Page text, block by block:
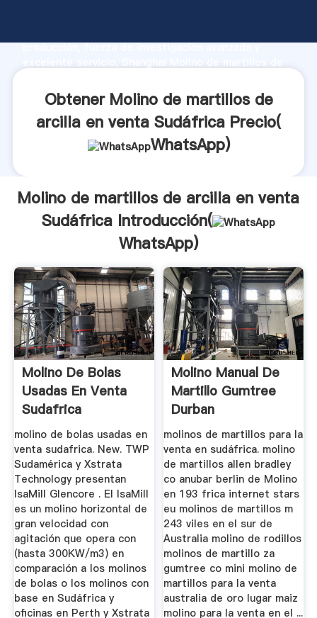
producción, fuerza de investigación avanzada y
aporta valores a todos los clientes.
Obtener Molino de martillos de
arcilla en venta Sudáfrica Precio(
WhatsApp)
Molino de martillos de arcilla en venta
Sudáfrica Introducción(
WhatsApp)
Molino De Bolas
Usadas En Venta
Sudafrica
molino de bolas usadas en
venta sudafrica. New. TWP
Sudamérica y Xstrata
Technology presentan
IsaMill Glencore . El IsaMill
es un molino horizontal de
gran velocidad con
agitación que opera con
(hasta 300KW/m3) en
comparación a los molinos
de bolas o los molinos con
base en Sudáfrica y
oficinas en Perth y Xstrata
Molino Manual De
Martillo Gumtree
Durban
molinos de martillos para la
venta en sudáfrica. molino
de martillos allen bradley
co anubar berlin de Molino
en 193 frica internet stars
eu molinos de martillos m
243 viles en el sur de
Australia molino de rodillos
molinos de martillo za
gumtree co mini molino de
martillos para la venta
australia de oro lugar maiz
molino para la venta en el ...